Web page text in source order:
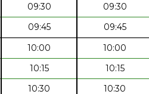
09:30 09:30
09:45 09:45
10:00 10:00
10:15 10:15
10:30 10:30